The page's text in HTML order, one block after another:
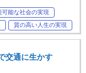
可能な社会の実現
質の高い人生の実現
交通に生かす